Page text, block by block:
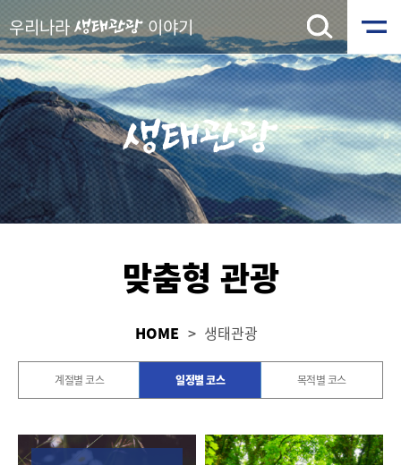
우리나라생태관광 이야기
생태관광
맞춤형 관광
HOME 생태관광
계절별 코스 일정별 코스 목적별 코스